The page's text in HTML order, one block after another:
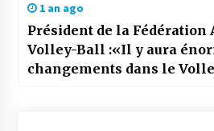
1 an ago
Président de la Fédération
Volley-Ball :«Il y aura
changements dans le